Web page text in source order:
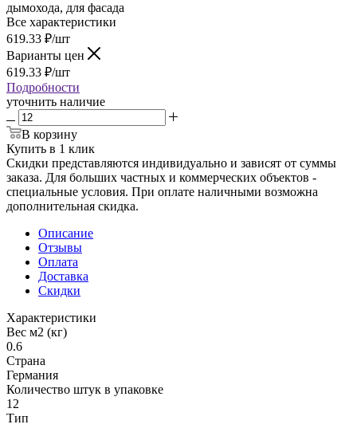
дымохода, для фасада
Все характеристики
619.33 ₽/шт
Варианты цен
619.33 ₽/шт
Подробности
уточнить наличие
В корзину
Купить в 1 клик
Скидки представляются индивидуально и зависят от суммы
заказа. Для больших частных и коммерческих объектов -
специальные условия. При оплате наличными возможна
дополнительная скидка.
Описание
Отзывы
Оплата
Доставка
Скидки
Характеристики
Вес м2 (кг)
0.6
Страна
Германия
Количество штук в упаковке
12
Тип